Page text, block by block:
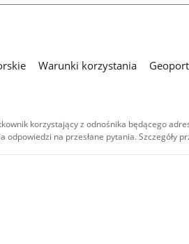
Warunki korzystania
korzystający z odnośnika będącego
na przesłane pytania. Szczegóły
są
samych
audio i wideo,
niekomercyjne -